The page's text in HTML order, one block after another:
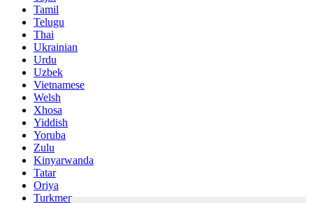
Tamil
Telugu
Thai
Ukrainian
Urdu
Uzbek
Vietnamese
Welsh
Xhosa
Yiddish
Yoruba
Zulu
Kinyarwanda
Tatar
Oriya
Turkmen